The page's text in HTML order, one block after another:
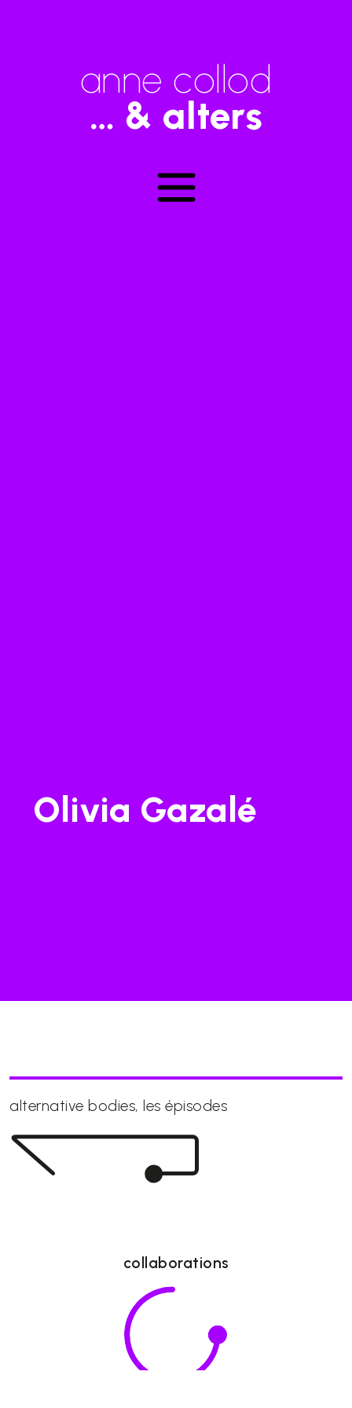
anne collod
… & alters
Olivia Gazalé
alternative bodies, les épisodes
collaborations